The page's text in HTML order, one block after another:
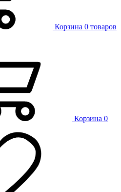
Корзина 0 товаров
Корзина 0